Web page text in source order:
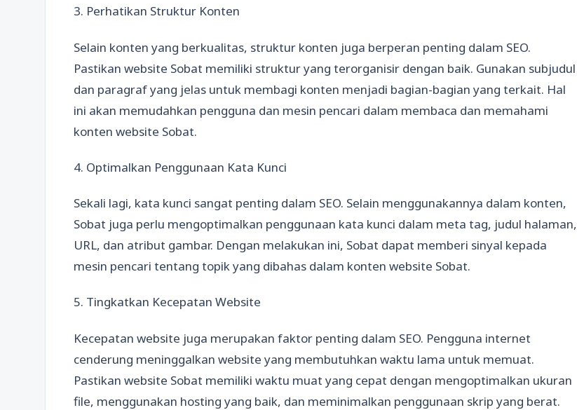
3. Perhatikan Struktur Konten
Selain konten yang berkualitas, struktur konten juga berperan penting dalam SEO.
Pastikan website Sobat memiliki struktur yang terorganisir dengan baik. Gunakan subjudul
dan paragraf yang jelas untuk membagi konten menjadi bagian-bagian yang terkait. Hal
ini akan memudahkan pengguna dan mesin pencari dalam membaca dan memahami
konten website Sobat.
4. Optimalkan Penggunaan Kata Kunci
Sekali lagi, kata kunci sangat penting dalam SEO. Selain menggunakannya dalam konten,
Sobat juga perlu mengoptimalkan penggunaan kata kunci dalam meta tag, judul halaman,
URL, dan atribut gambar. Dengan melakukan ini, Sobat dapat memberi sinyal kepada
mesin pencari tentang topik yang dibahas dalam konten website Sobat.
5. Tingkatkan Kecepatan Website
Kecepatan website juga merupakan faktor penting dalam SEO. Pengguna internet
cenderung meninggalkan website yang membutuhkan waktu lama untuk memuat.
Pastikan website Sobat memiliki waktu muat yang cepat dengan mengoptimalkan ukuran
file, menggunakan hosting yang baik, dan meminimalkan penggunaan skrip yang berat.